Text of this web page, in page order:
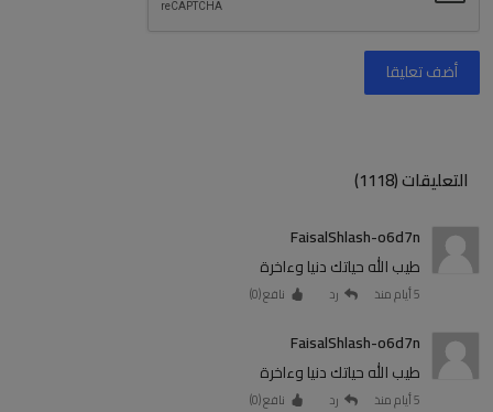
أضف تعليقا
التعليقات (1118)
FaisalShlash-o6d7n
طيب الله حياتك دنيا وءاخرة
5 أيام منذ رد نافع (0
)
FaisalShlash-o6d7n
طيب الله حياتك دنيا وءاخرة
5 أيام منذ رد نافع (0
)